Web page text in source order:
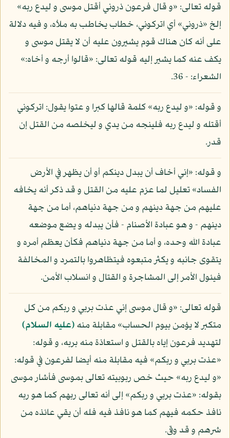
قوله تعالى: «و قال فرعون ذروني أقتل موسى و ليدع ربه»
إلخ «ذروني» أي اتركوني، خطاب يخاطب به ملأه، و فيه دلالة
على أنه كان هناك قوم يشيرون عليه أن لا يقتل موسى و
يكف عنه كما يشير إليه قوله تعالى: «قالوا أرجه و أخاه:»
الشعراء: - 36.
و قوله: «و ليدع ربه» كلمة قالها كبرا و عتوا يقول: اتركوني
أقتله و ليدع ربه فلينجه من يدي و ليخلصه من القتل إن
قدر.
و قوله: «إني أخاف أن يبدل دينكم أو أن يظهر في الأرض
الفساد» تعليل لما عزم عليه من القتل و قد ذكر أنه يخافه
عليهم من جهة دينهم و من جهة دنياهم، أما من جهة
دينهم - و هو عبادة الأصنام - فأن يبدله و يضع موضعه
عبادة الله وحده، و أما من جهة دنياهم فكأن يعظم أمره و
يتقوى جانبه و يكثر متبعوه فيتظاهروا بالتمرد و المخالفة
فيئول الأمر إلى المشاجرة و القتال و انسلاب الأمن.
قوله تعالى: «و قال موسى إني عذت بربي و ربكم من كل
متكبر لا يؤمن بيوم الحساب» مقابلة منه(عليه السلام)
لتهديد فرعون إياه بالقتل و استعاذة منه بربه، و قوله:
«عذت بربي و ربكم» فيه مقابلة منه أيضا لفرعون في قوله:
«و ليدع ربه» حيث خص ربوبيته تعالى بموسى فأشار موسى
بقوله: «عذت بربي و ربكم» إلى أنه تعالى ربهم كما هو ربه
نافذ حكمه فيهم كما هو نافذ فيه فله أن يقي عائذه من
شرهم و قد وقى.